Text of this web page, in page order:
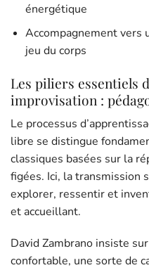
énergétique
Accompagnement vers
jeu du corps
Les piliers essentiels
improvisation :
Le processus
libre se distingue
classiques basées sur la
figées. Ici, la transmission
explorer, ressentir et
et accueillant.
David Zambrano insiste
confortable, une sorte de